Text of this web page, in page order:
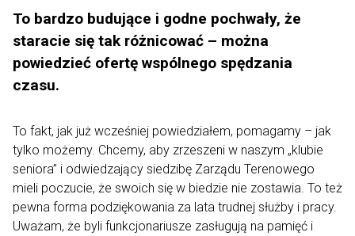
To bardzo budujące i godne pochwały, że
staracie się tak różnicować – można
powiedzieć ofertę wspólnego spędzania
czasu.
To fakt, jak już wcześniej powiedziałem, pomagamy – jak
tylko możemy. Chcemy, aby zrzeszeni w naszym „klubie
seniora” i odwiedzający siedzibę Zarządu Terenowego
mieli poczucie, że swoich się w biedzie nie zostawia. To też
pewna forma podziękowania za lata trudnej służby i pracy.
Uważam, że byli funkcjonariusze zasługują na pamięć i